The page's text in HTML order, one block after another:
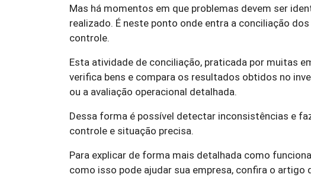
Mas há momentos em que problemas devem ser
realizado. É neste ponto onde entra a conciliação
controle.
Esta atividade de conciliação, praticada por muitas
verifica bens e compara os resultados obtidos no
ou a avaliação operacional detalhada.
Dessa forma é possível detectar inconsistências e
controle e situação precisa.
Para explicar de forma mais detalhada como
como isso pode ajudar sua empresa, confira o artigo